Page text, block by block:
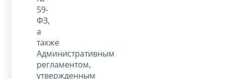
59-
ФЗ,
а
также
Административным
регламентом,
утвержденным